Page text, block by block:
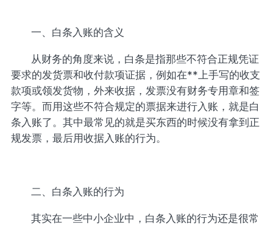
一、白条入账的含义
从财务的角度来说，白条是指那些不符合正规凭证
要求的发货票和收付款项证据，例如在**上手写的收支
款项或领发货物，外来收据，发票没有财务专用章和签
字等。而用这些不符合规定的票据来进行入账，就是白
条入账了。其中最常见的就是买东西的时候没有拿到正
规发票，最后用收据入账的行为。
二、白条入账的行为
其实在一些中小企业中，白条入账的行为还是很常